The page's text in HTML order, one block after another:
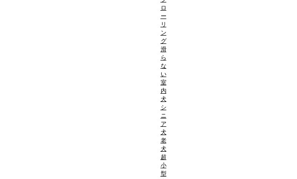
ロ
ー
リ
ン
グ
滑
ら
な
い
室
内
犬
シ
ニ
ア
犬
老
犬
超
小
型